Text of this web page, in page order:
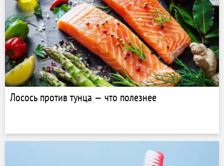
Лосось против тунца — что полезнее